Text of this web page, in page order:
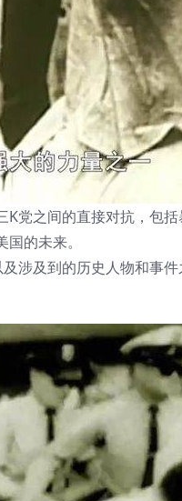
党之间的直接对抗，包
的未来。
涉及到的历史人物和事